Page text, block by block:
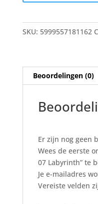
Labyrinth
SKU: 5999557181162
Beoordelingen (0)
Er zijn nog geen
Wees de eerste
07 Labyrinth” te
Je e-mailadres
Vereiste velden